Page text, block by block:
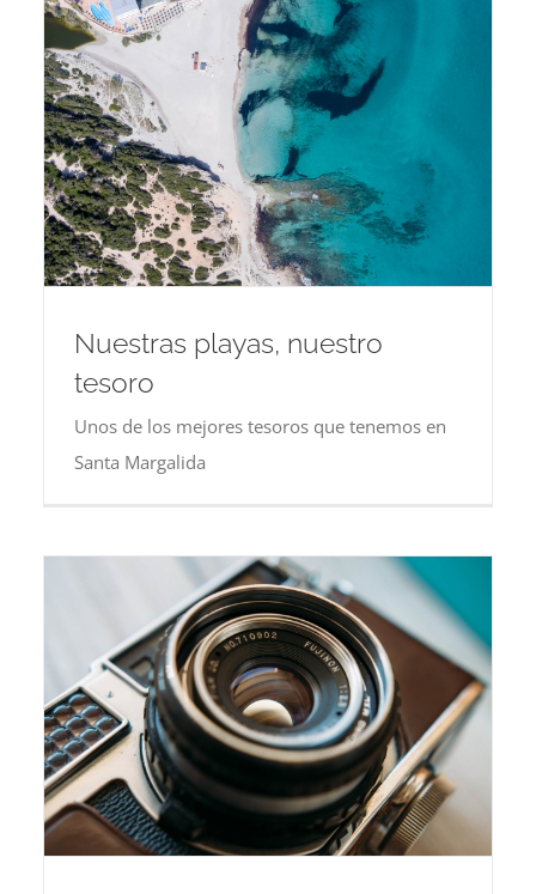
Nuestras playas, nuestro
tesoro
Unos de los mejores tesoros que tenemos en
Santa Margalida